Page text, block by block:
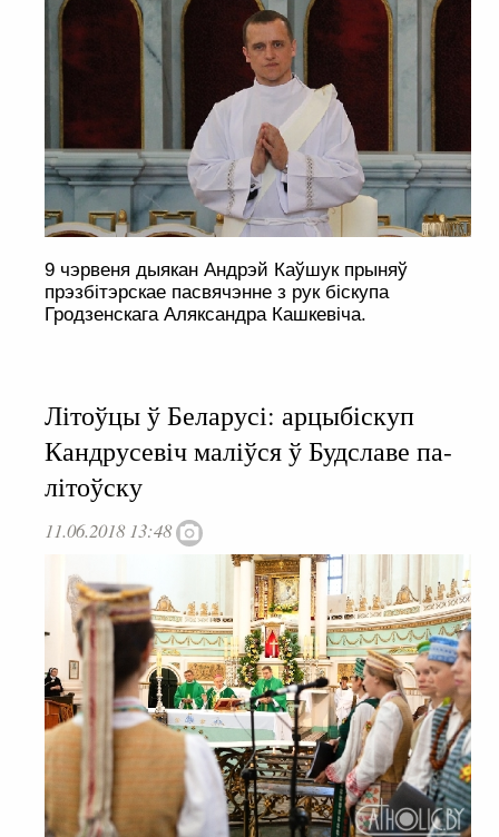
9 чэрвеня дыякан Андрэй Каўшук прыняў
прэзбітэрскае пасвячэнне з рук біскупа
Гродзенскага Аляксандра Кашкевіча.
Літоўцы ў Беларусі: арцыбіскуп
Кандрусевіч маліўся ў Будславе па-
літоўску
11.06.2018 13:48